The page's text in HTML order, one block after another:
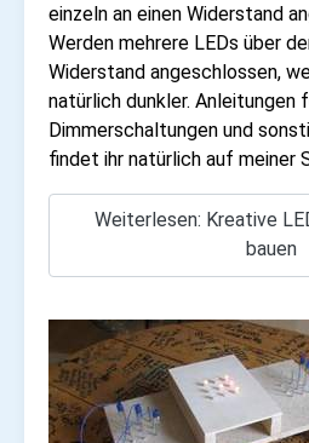
einzeln an einen Widerstand
Werden mehrere LEDs über
Widerstand angeschlossen,
natürlich dunkler. Anleitungen
Dimmerschaltungen und
findet ihr natürlich auf meiner
Weiterlesen: Kreative
bauen